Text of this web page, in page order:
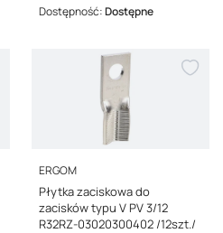
Dostępność:Dostępne
PRODUCENT
ERGOM
Płytka zaciskowa do
zacisków typu V PV 3/12
R32RZ-03020300402 /12szt./